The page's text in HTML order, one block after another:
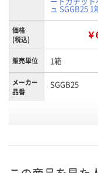
ュ SGGB25 1
価格
(税込)
販売単位 1箱
メーカー
品番
SGGB25